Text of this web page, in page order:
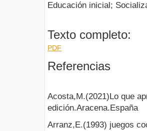
Educación inicial;
Texto completo:
PDF
Referencias
Acosta,M.(2021)Lo que
edición.Aracena.España
Arranz,E.(1993) juegos